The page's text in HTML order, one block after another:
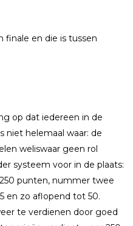
finale en die is tussen
op dat iedereen in de
niet helemaal waar: de
weliswaar geen rol
systeem voor in de plaats:
punten, nummer twee
en zo aflopend tot 50.
te verdienen door goed